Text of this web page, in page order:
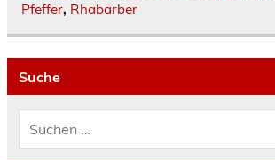
Pfeffer, Rhabarber
Suche